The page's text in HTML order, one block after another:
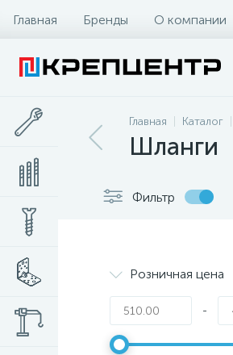
Главная Бренды О компании
Главная Каталог
Шланги
Фильтр
Розничная цена
-